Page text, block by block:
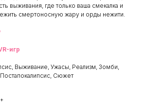
выживания, где только ваша смекалка и
смертоносную жару и орды нежити.
игр
Выживание, Ужасы, Реализм, Зомби,
Сюжет